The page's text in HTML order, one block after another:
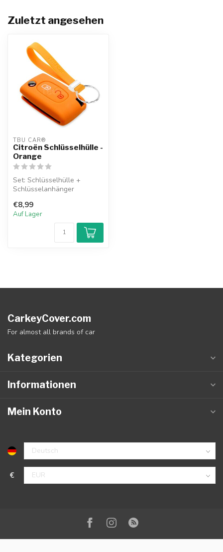
Zuletzt angesehen
TBU CAR®
Citroën Schlüsselhülle -
Orange
Set: Schlüsselhülle +
Schlüsselanhänger
€8,99
Auf Lager
CarkeyCover.com
For almost all brands of car
Kategorien
Informationen
Mein Konto
€